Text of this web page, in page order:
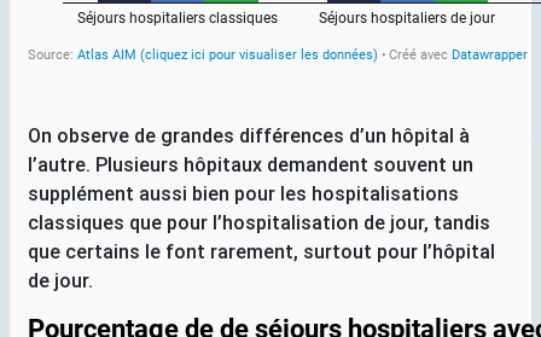
On observe de grandes différences d’un hôpital à
l’autre. Plusieurs hôpitaux demandent souvent un
supplément aussi bien pour les hospitalisations
classiques que pour l’hospitalisation de jour, tandis
que certains le font rarement, surtout pour l’hôpital
de jour.